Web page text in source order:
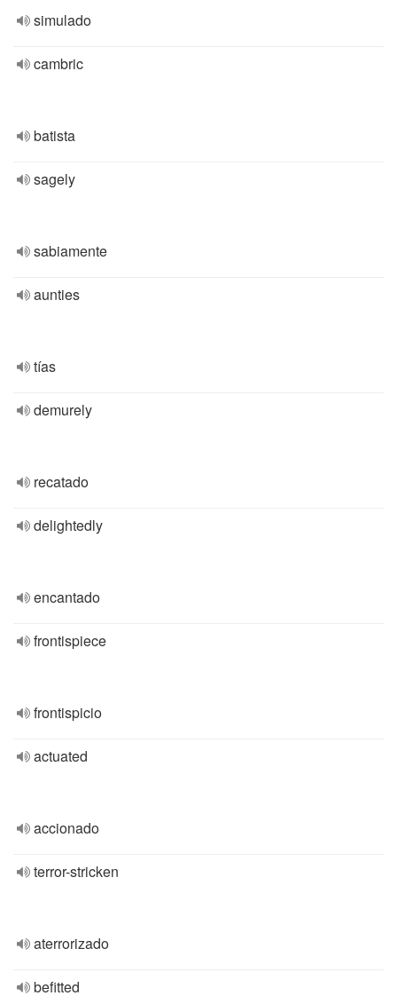
simulado
cambric
batista
sagely
sabiamente
aunties
tías
demurely
recatado
delightedly
encantado
frontispiece
frontispicio
actuated
accionado
terror-stricken
aterrorizado
befitted